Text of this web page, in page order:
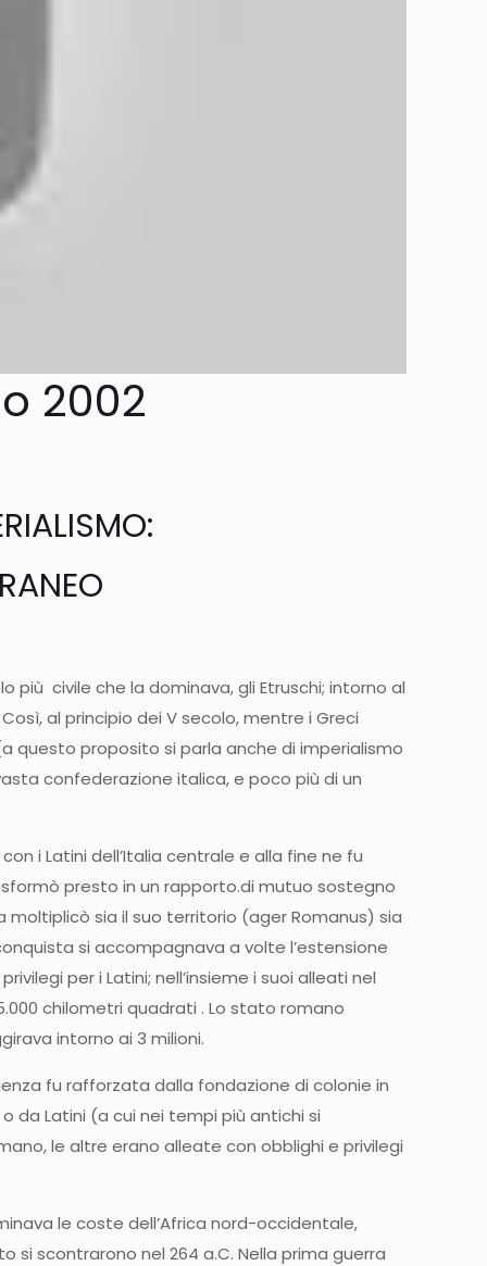
2002
più civile che la dominava, gli Etruschi; intorno al
al principio dei V secolo, mentre i Greci
questo proposito si parla anche di imperialismo
confederazione italica, e poco più di un
i Latini dell’Italia centrale e alla fine ne fu
presto in un rapporto.di mutuo sostegno
moltiplicò sia il suo territorio (ager Romanus) sia
si accompagnava a volte l’estensione
per i Latini; nell’insieme i suoi alleati nel
chilometri quadrati . Lo stato romano
intorno ai 3 milioni.
fu rafforzata dalla fondazione di colonie in
da Latini (a cui nei tempi più antichi si
le altre erano alleate con obblighi e privilegi
le coste dell’Africa nord-occidentale,
scontrarono nel 264 a.C. Nella prima guerra